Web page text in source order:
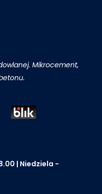
Mikrocement,
| Niedziela -